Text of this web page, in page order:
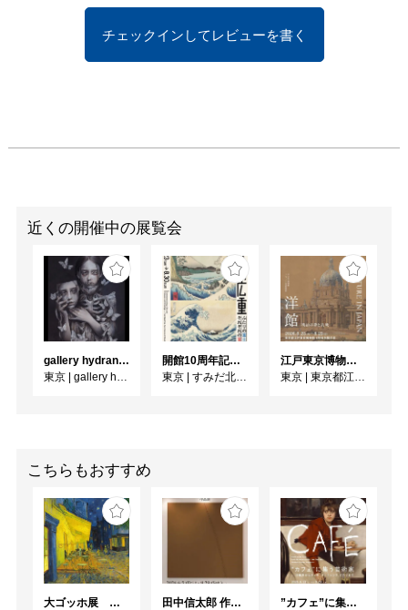
チェックインしてレビューを書く
近くの開催中の展覧会
gallery hydrangea 企画公募展『 夏夜の蝶 』
東京 | gallery hydrangea
開館10周年記念 「北斎 広重 ふたりの富士、それぞれの富士」
東京 | すみだ北斎美術館
江戸東京博物館リニューアル記念特別展「洋館 明治の夢と挑戦」
東京 | 東京都江戸東京博物館
こちらもおすすめ
大ゴッホ展 夜のカフェテラス
田中信太郎 作品展
”カフェ”に集う芸術家 ー印象派からゴッホ、ロートレック、ピカソまで